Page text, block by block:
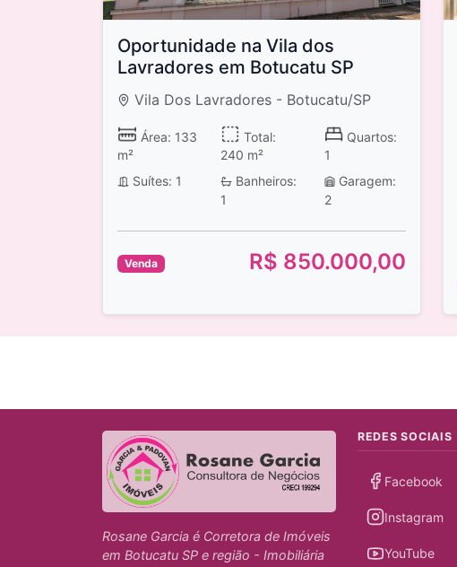
Oportunidade na Vila dos
Lavradores em Botucatu SP
Vila Dos Lavradores - Botucatu/SP
Área: 133
m²
Total:
240 m²
Quartos:
1
Suítes: 1
Banheiros:
1
Garagem:
2
Venda R$ 850.000,00
Rosane Garcia é Corretora de Imóveis
em Botucatu SP e região - Imobiliária
REDES SOCIAIS
Facebook
Instagram
YouTube